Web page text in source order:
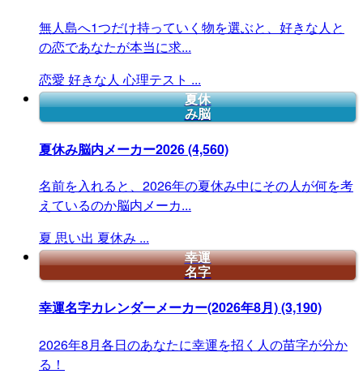
無人島へ1つだけ持っていく物を選ぶと、好きな人と
の恋であなたが本当に求...
恋愛 好きな人 心理テスト ...
夏休
み脳
夏休み脳内メーカー2026(4,560)
名前を入れると、2026年の夏休み中にその人が何を考
えているのか脳内メーカ...
夏 思い出 夏休み ...
幸運
名字
幸運名字カレンダーメーカー(2026年8月)(3,190)
2026年8月各日のあなたに幸運を招く人の苗字が分か
る！